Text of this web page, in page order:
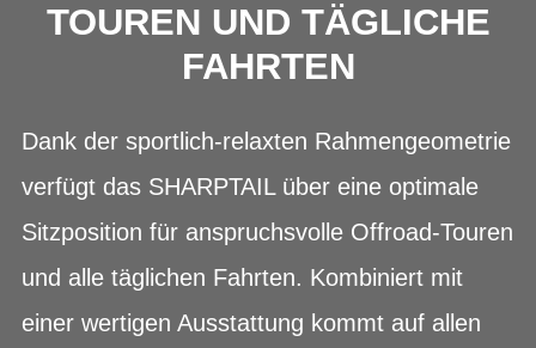
TOUREN UND TÄGLICHE
FAHRTEN
Dank der sportlich-relaxten Rahmengeometrie
verfügt das SHARPTAIL über eine optimale
Sitzposition für anspruchsvolle Offroad-Touren
und alle täglichen Fahrten. Kombiniert mit
einer wertigen Ausstattung kommt auf allen